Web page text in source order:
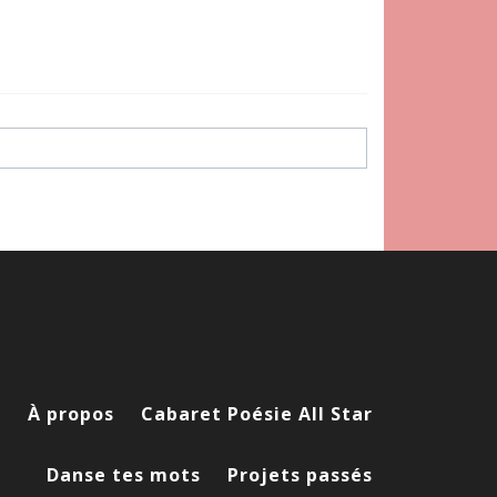
À propos Cabaret Poésie All Star
Danse tes mots Projets passés